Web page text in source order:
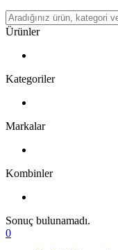
Ürünler
Kategoriler
Markalar
Kombinler
Sonuç bulunamadı.
0